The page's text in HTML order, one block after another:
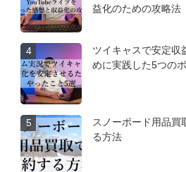
益化のための攻略法
4
ツイキャスで安定収
めに実践した5つの
5
スノーボード用品買
る方法